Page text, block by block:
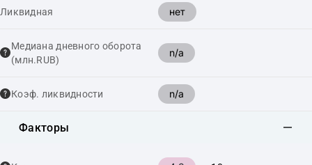
Ликвидная нет
Медиана дневного оборота
(млн.RUB)
n/a
Коэф. ликвидности n/a
Факторы